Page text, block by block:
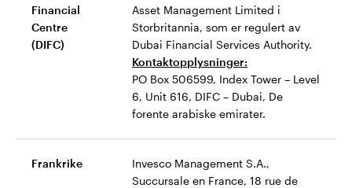
Financial
Centre
(DIFC)
Asset Management Limited i
Storbritannia, som er regulert av
Dubai Financial Services Authority.
Kontaktopplysninger:
PO Box 506599, Index Tower – Level
6, Unit 616, DIFC – Dubai, De
forente arabiske emirater.
Frankrike
Invesco Management S.A.,
Succursale en France, 18 rue de